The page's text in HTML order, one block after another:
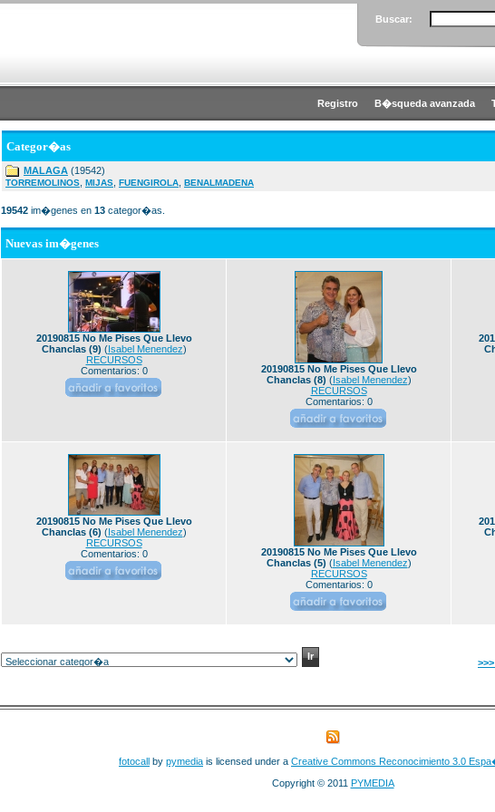
Buscar:
Registro B�squeda avanzada
Categor�as
MALAGA (19542)
TORREMOLINOS MIJAS FUENGIROLA BENALMADENA
19542 im�genes en 13 categor�as.
Nuevas im�genes
20190815 No Me Pises Que Llevo
Chanclas (9) (Isabel Menendez)
RECURSOS
Comentarios: 0
20190815 No Me Pises Que Llevo
Chanclas (8) (Isabel Menendez)
RECURSOS
Comentarios: 0
20190815 No Me Pises Que Llevo
Chanclas (6) (Isabel Menendez)
RECURSOS
Comentarios: 0
20190815 No Me Pises Que Llevo
Chanclas (5) (Isabel Menendez)
RECURSOS
Comentarios: 0
fotocall by pymedia is licensed under a Creative Commons Reconocimiento 3.0
Copyright © 2011 PYMEDIA